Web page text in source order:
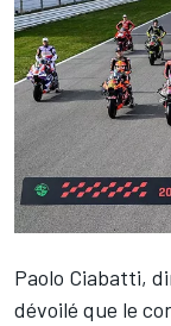
Paolo Ciabatti,
dévoilé que le